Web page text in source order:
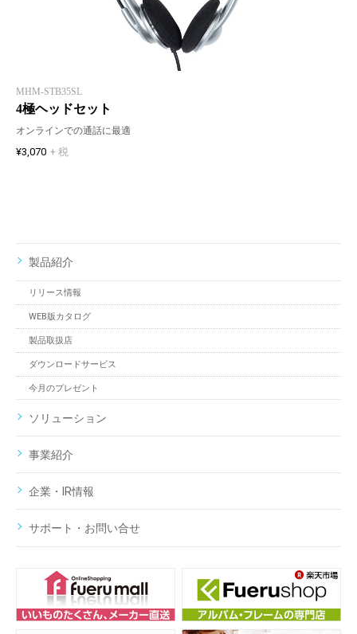
MHM-STB35SL
4極ヘッドセット
オンラインでの通話に最適
¥3,070 + 税
製品紹介
リリース情報
WEB版カタログ
製品取扱店
ダウンロードサービス
今月のプレゼント
ソリューション
事業紹介
企業・IR情報
サポート・お問い合せ